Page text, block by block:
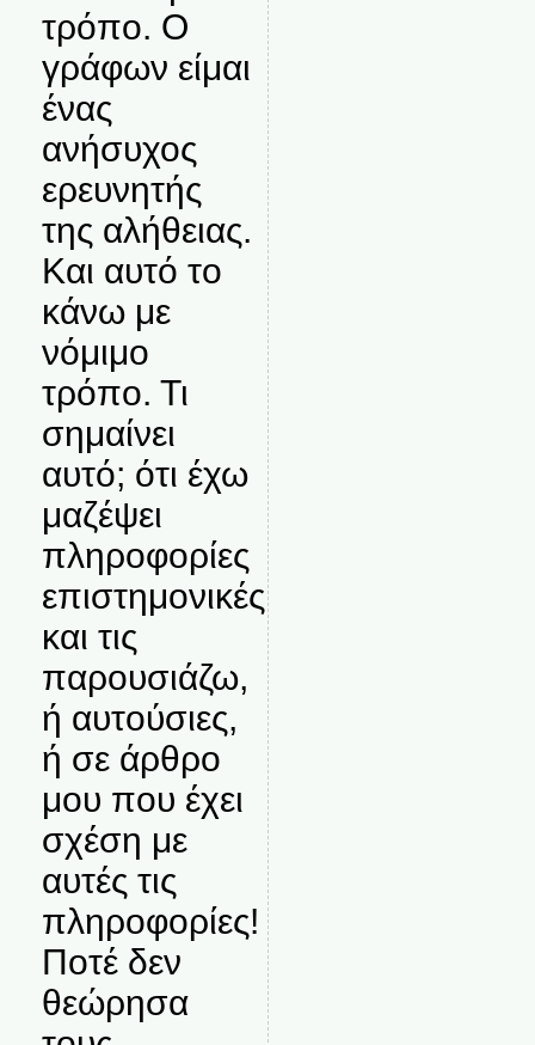
τρόπο. Ο
γράφων είμαι
ένας
ανήσυχος
ερευνητής
της αλήθειας.
Και αυτό το
κάνω με
νόμιμο
τρόπο. Τι
σημαίνει
αυτό; ότι έχω
μαζέψει
πληροφορίες
επιστημονικές
και τις
παρουσιάζω,
ή αυτούσιες,
ή σε άρθρο
μου που έχει
σχέση με
αυτές τις
πληροφορίες!
Ποτέ δεν
θεώρησα